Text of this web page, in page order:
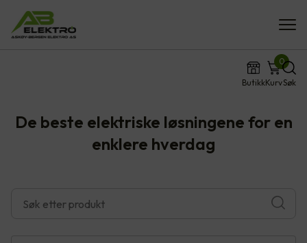
ButikkKurv
0
Søk
De beste elektriske løsningene for en
enklere hverdag